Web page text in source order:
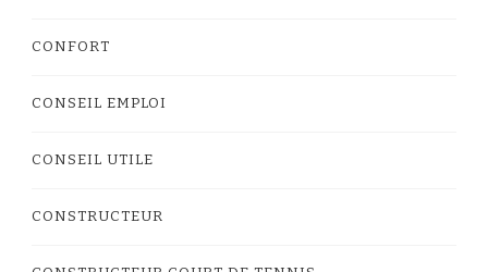
CONFORT
CONSEIL EMPLOI
CONSEIL UTILE
CONSTRUCTEUR